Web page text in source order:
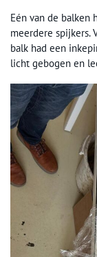
Eén van de balken
meerdere spijkers.
balk had een
licht gebogen en